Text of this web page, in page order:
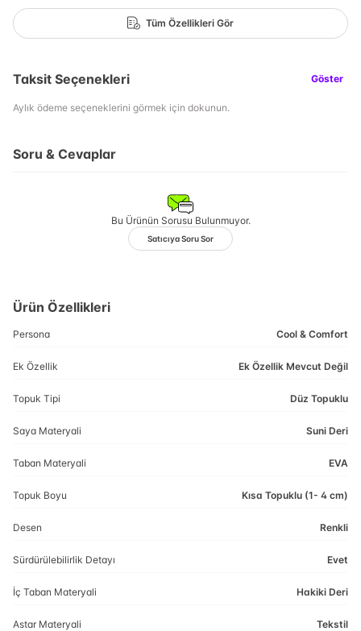
Tüm Özellikleri Gör
Taksit Seçenekleri Göster
Aylık ödeme seçeneklerini görmek için dokunun.
Soru & Cevaplar
Bu Ürünün Sorusu Bulunmuyor.
Satıcıya Soru Sor
Ürün Özellikleri
Persona Cool & Comfort
Ek Özellik Ek Özellik Mevcut Değil
Topuk Tipi Düz Topuklu
Saya Materyali Suni Deri
Taban Materyali EVA
Topuk Boyu Kısa Topuklu (1- 4 cm)
Desen Renkli
Sürdürülebilirlik Detayı Evet
İç Taban Materyali Hakiki Deri
Astar Materyali Tekstil